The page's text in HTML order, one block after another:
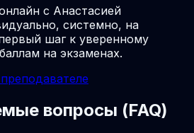
с Анастасией
системно, на
шаг к уверенному
на экзаменах.
вопросы (FAQ)